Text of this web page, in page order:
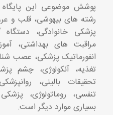
پوشش موضوعی این پایگاه
رشته های بیهوشی، قلب و
پزشکی خانوادگی، دستگاه
مراقبت های بهداشتی،
انفورماتیک پزشکی، عصب
تغذیه، آنکولوژی، چشم
تحقیقات بالینی،
تنفسی، روماتولوژی،
بسیاری موارد دیگر است.